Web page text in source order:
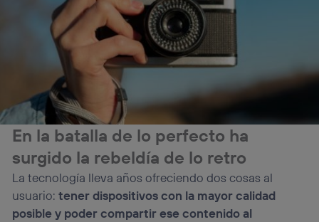
En la batalla de lo perfecto ha
surgido la rebeldía de lo retro
La tecnología lleva años ofreciendo dos cosas al
usuario:tener dispositivos con la mayor calidad
posible y poder compartir ese contenido al
consienta el uso de la tecnología recibirá el mismo
identificador. Típicamente:
Si utilizas una
conexión de banda ancha
el marketing o análisis se realizará en función de las
actividades de navegación de los miembros del hogar
que hayan dado su consentimiento.
Si utilizasdatos móviles, el marketing será más
personalizado, ya que se basará únicamente en la
navegación del usuario del móvil.
Puedes gestionar los consentimientos Utiq seleccionando
“Administrar Utiq” en la parte inferior de esta página web o
visitando el portal de privacidad de Utiq
(“consenthub”). Para más información, consulta
la política de privacidad de Utiq.